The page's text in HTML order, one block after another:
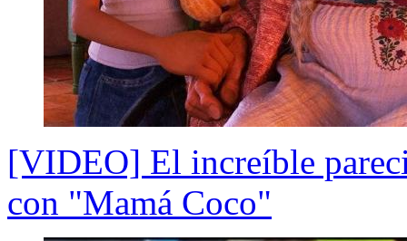
[VIDEO] El increíble
con "Mamá Coco"